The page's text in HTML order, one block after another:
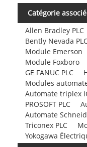
Catégorie
Allen Bradley PLC
Bently Nevada
Module Emerson
Module Foxboro
GE FANUC PLC
Modules
Automate triplex
PROSOFT PLC
Automate
Triconex PLC
Yokogawa